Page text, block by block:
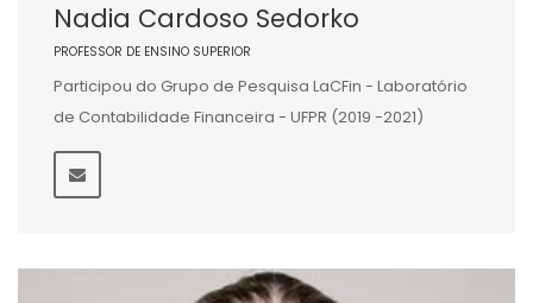
Nadia Cardoso Sedorko
PROFESSOR DE ENSINO SUPERIOR
Participou do Grupo de Pesquisa LaCFin - Laboratório
de Contabilidade Financeira - UFPR (2019 -2021)